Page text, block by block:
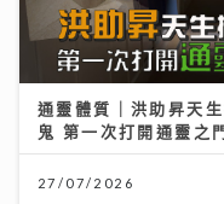
通靈體質｜洪助昇天
鬼 第一次打開通靈之
27/07/2026